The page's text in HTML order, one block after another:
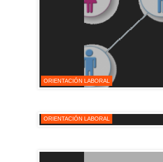
ORIENTACIÓN LABORAL
ORIENTACIÓN LABORAL